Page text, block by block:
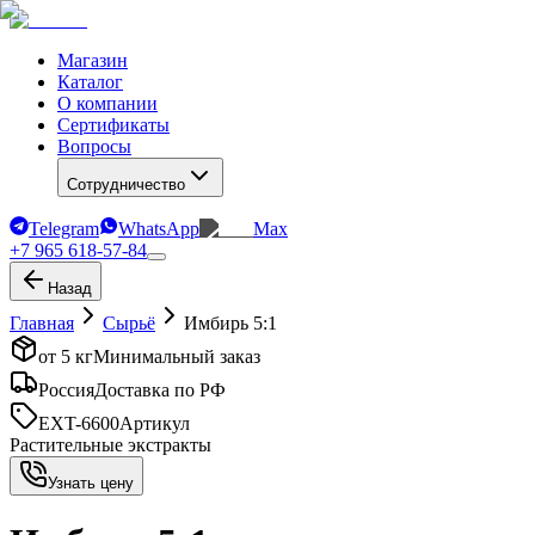
Магазин
Каталог
О компании
Сертификаты
Вопросы
Сотрудничество
Telegram WhatsApp
Max
+7 965 618-57-84
Назад
Главная Сырьё
Имбирь 5:1
от 5 кгМинимальный заказ
РоссияДоставка по РФ
EXT-6600Артикул
Растительные экстракты
Узнать цену